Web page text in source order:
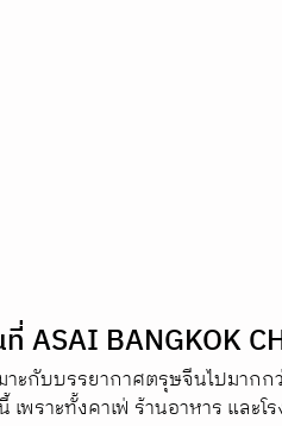
ASAI BANGKOK
ะกับบรรยากาศตรุษจีนไปมากก
เพราะทั้งคาเฟ่ ร้านอาหาร แล